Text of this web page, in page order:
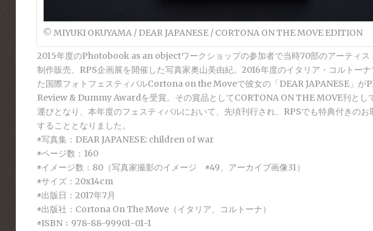
© MIYUKI OKUYAMA / DEAR JAPANESE / CORTONA ON THE MOVE EDITION
2015年度のPhotobook as an objectワークショップの参加者で当時70部のアーティス
制作販売、RPS企画展を開催した写真家奥山美由紀。2016年度のイタリア・コルトー
た国際フォトフェスティバルCortona on the Moveで彼女の「DEAR JAPANESE」
Review & Dummy Awardを受賞。その賞品としてCORTONA ON THE MOVE刊とし
運びとなり、本年度のフェスティバルにおいて、先頃刊行され、RPSでも特典付きのお
することとなりました。
◉写真集：DEAR JAPANESE: children of war
◉ページ数：160
◉イメージ数：80（写真家撮影のイメージ ◉49、アーカイブ画像31）
◉サイズ：20x14cm
◉出版日：2017年7月
◉出版社：Cortona On The Move（イタリア、コルトーナ）
◉ISBN：978-88-99901-01-1